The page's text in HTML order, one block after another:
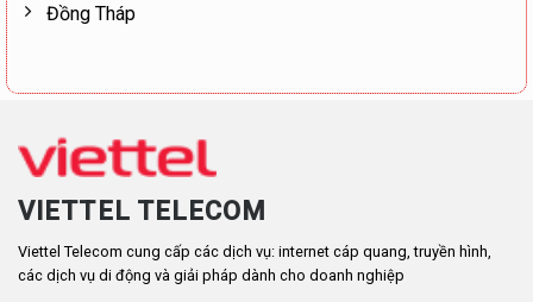
Đồng Tháp
VIETTEL TELECOM
Viettel Telecom cung cấp các dịch vụ: internet cáp quang, truyền hình,
các dịch vụ di động và giải pháp dành cho doanh nghiệp